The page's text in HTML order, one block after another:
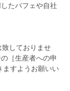
たパフェや自社
しておりませ
［生産者への申
ますようお願いい